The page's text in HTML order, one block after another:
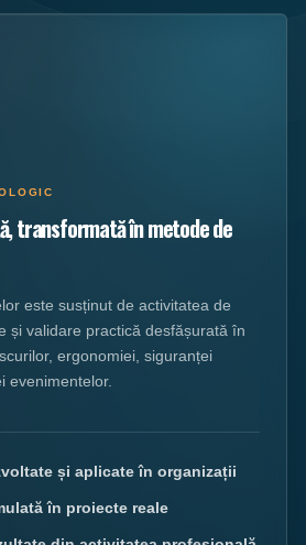
transformată în metode de
este susținut de activitatea de
și validare practică desfășurată în
ergonomiei, siguranței
evenimentelor.
și aplicate în organizații
în proiecte reale